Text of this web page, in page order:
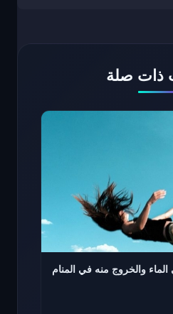
ذات صلة
والخروج منه في المنام